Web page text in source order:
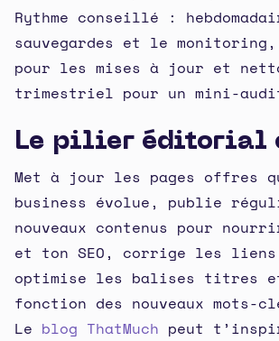
Rythme conseillé :
sauvegardes et le monitoring,
pour les mises à jour et
trimestriel pour un mini-
Le pilier éditorial
Met à jour les pages offres
business évolue, publie
nouveaux contenus pour
et ton SEO, corrige les
optimise les balises titres
fonction des nouveaux mots-
Le blog ThatMuch peut